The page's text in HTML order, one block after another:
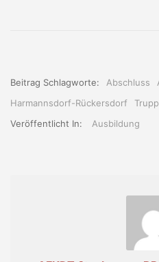
Beitrag Schlagworte: Abschluss
Harmannsdorf-Rückersdorf
Veröffentlicht In:
Ausbildung